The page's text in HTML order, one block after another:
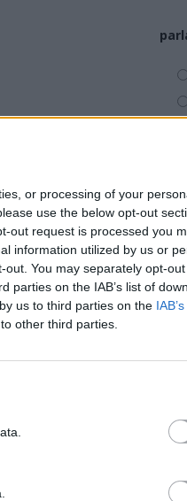
or processing of your
use the below opt-out
out request is processed you
information utilized by us or
You may separately opt-
parties on the IAB’s list of
us to third parties on the
other third parties.
de neimaginat,
ales când
cu cinism, fără
poți, făcând la
că atunci când
de pe bloc, n-o